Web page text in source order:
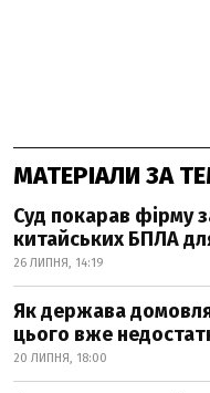
МАТЕРІАЛИ ЗА
Суд покарав фірму
китайських БПЛА
26 ЛИПНЯ, 14:19
Як держава
цього вже
20 ЛИПНЯ, 18:00